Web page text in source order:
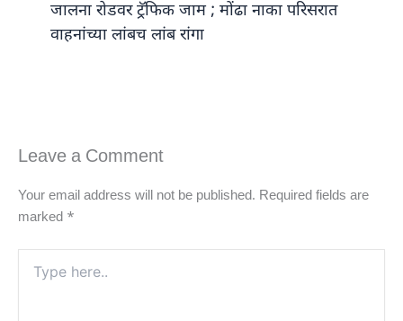
जालना रोडवर ट्रॅफिक जाम ; मोंढा नाका परिसरात
वाहनांच्या लांबच लांब रांगा
Leave a Comment
Your email address will not be published. Required fields are
marked *
here..